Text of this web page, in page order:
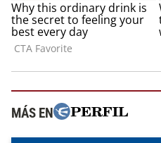
MÁS EN